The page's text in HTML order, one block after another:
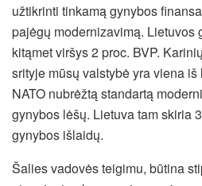
užtikrinti tinkamą gynybos
pajėgų modernizavimą. Lietuvos
kitąmet viršys 2 proc. BVP.
srityje mūsų valstybė yra viena
NATO nubrėžtą standartą
gynybos lėšų. Lietuva tam skiria
gynybos išlaidų.
Šalies vadovės teigimu, būtina